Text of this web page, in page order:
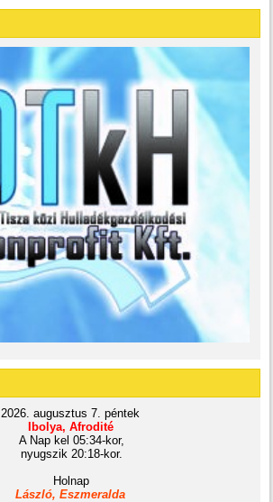
2026. augusztus 7. péntek
Ibolya, Afrodité
A Nap kel 05:34-kor,
nyugszik 20:18-kor.
Holnap
László, Eszmeralda